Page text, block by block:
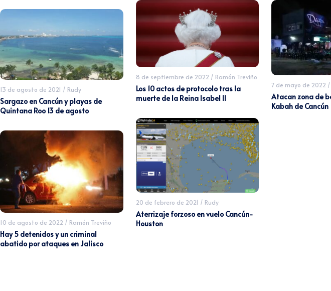
13 de agosto de 2021 / Rudy
Sargazo en Cancún y playas de
Quintana Roo 13 de agosto
10 de agosto de 2022 / Ramón Treviño
Hay 5 detenidos y un criminal
abatido por ataques en Jalisco
8 de septiembre de 2022 / Ramón Treviño
Los 10 actos de protocolo tras la
muerte de la Reina Isabel II
20 de febrero de 2021 / Rudy
Aterrizaje forzoso en vuelo Cancún-
Houston
7 de mayo de 2022 /
Atacan zona de
Kabah de Cancún